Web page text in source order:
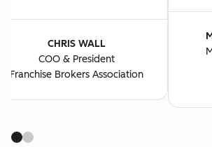
CHRIS WALL
COO & President
Franchise Brokers Association